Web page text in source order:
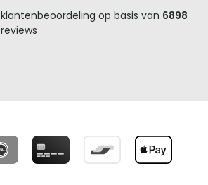
klantenbeoordeling op basis van 6898
reviews